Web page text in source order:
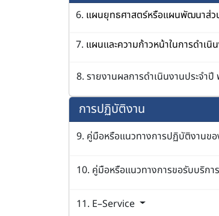
6. แผนยุทธศาสตร์หรือแผนพัฒนาส่ว
7. แผนและความก้าวหน้าในการดำเ
8. รายงานผลการดำเนินงานประจำ
การปฏิบัติงาน
9. คู่มือหรือแนวทางการปฏิบัติงานขอ
10. คู่มือหรือแนวทางการขอรับบริก
11. E–Service